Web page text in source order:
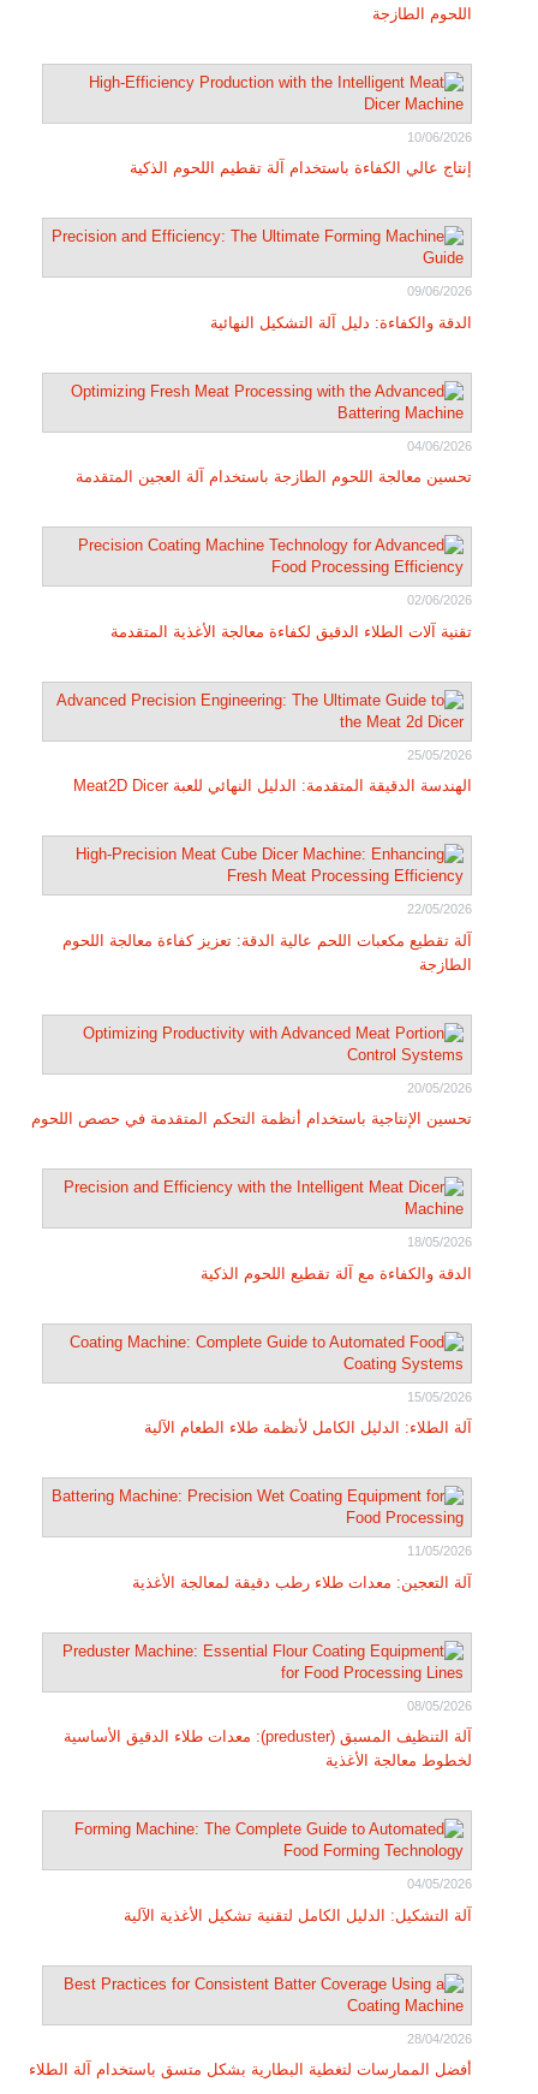
اللحوم الطازجة
10/06/2026
إنتاج عالي الكفاءة باستخدام آلة تقطيم اللحوم الذكية
09/06/2026
الدقة والكفاءة: دليل آلة التشكيل النهائية
04/06/2026
تحسين معالجة اللحوم الطازجة باستخدام آلة العجين المتقدمة
02/06/2026
تقنية آلات الطلاء الدقيق لكفاءة معالجة الأغذية المتقدمة
25/05/2026
الهندسة الدقيقة المتقدمة: الدليل النهائي للعبة Meat2D Dicer
22/05/2026
آلة تقطيع مكعبات اللحم عالية الدقة: تعزيز كفاءة معالجة اللحوم
الطازجة
20/05/2026
تحسين الإنتاجية باستخدام أنظمة التحكم المتقدمة في حصص اللحوم
18/05/2026
الدقة والكفاءة مع آلة تقطيع اللحوم الذكية
15/05/2026
آلة الطلاء: الدليل الكامل لأنظمة طلاء الطعام الآلية
11/05/2026
آلة التعجين: معدات طلاء رطب دقيقة لمعالجة الأغذية
08/05/2026
آلة التنظيف المسبق (preduster): معدات طلاء الدقيق الأساسية
لخطوط معالجة الأغذية
04/05/2026
آلة التشكيل: الدليل الكامل لتقنية تشكيل الأغذية الآلية
28/04/2026
أفضل الممارسات لتغطية البطارية بشكل متسق باستخدام آلة الطلاء